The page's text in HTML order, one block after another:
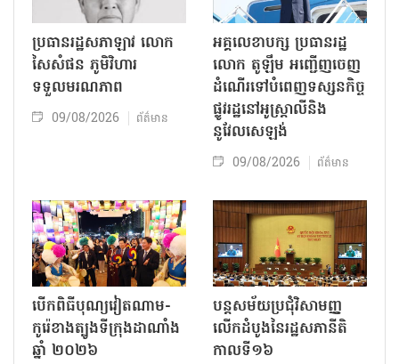
ប្រធានរដ្ឋសភាឡាវ លោក
សៃសំផន ភូមិវិហារ
ទទួលមរណភាព
09/08/2026 ព័ត៌មាន
អគ្គលេខាបក្ស ប្រធានរដ្ឋ
លោក តូឡឹម អញ្ជើញចេញ
ដំណើរទៅបំពេញទស្សនកិច្ច
ផ្លូវរដ្ឋនៅអូស្ត្រាលីនិង
នូវែលសេឡង់
09/08/2026 ព័ត៌មាន
បើកពិធីបុណ្យវៀតណាម-
កូរ៉េខាងត្បូងទីក្រុងដាណាំង
ឆ្នាំ ២០២៦
បន្តសម័យប្រជុំវិសាមញ្ញ
លើកដំបូងនៃរដ្ឋសភានីតិ
កាលទី១៦